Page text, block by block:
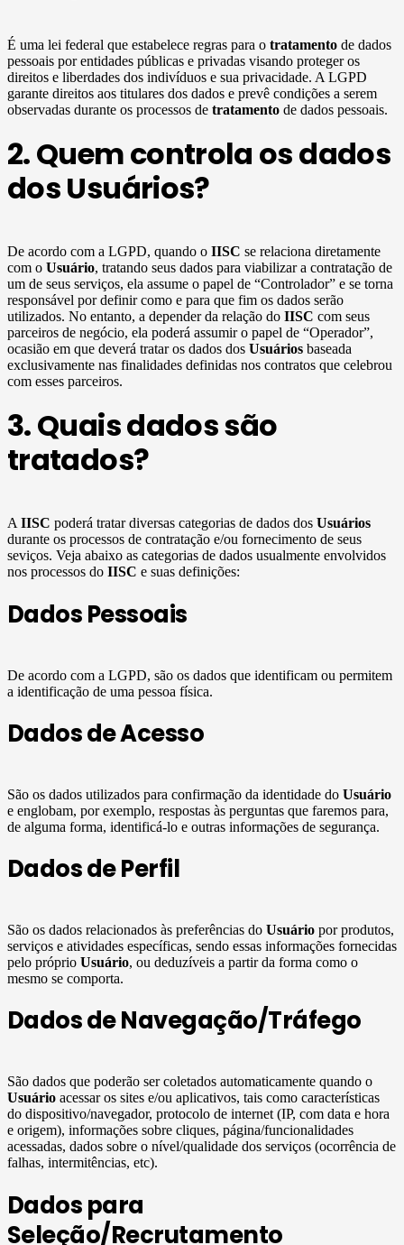
É uma lei federal que estabelece regras para o tratamento de dados
pessoais por entidades públicas e privadas visando proteger os
direitos e liberdades dos indivíduos e sua privacidade. A LGPD
garante direitos aos titulares dos dados e prevê condições a serem
observadas durante os processos de tratamento de dados pessoais.
2. Quem controla os dados
dos Usuários?
De acordo com a LGPD, quando o IISC se relaciona diretamente
com o Usuário, tratando seus dados para viabilizar a contratação de
um de seus serviços, ela assume o papel de “Controlador” e se torna
responsável por definir como e para que fim os dados serão
utilizados. No entanto, a depender da relação do IISC com seus
parceiros de negócio, ela poderá assumir o papel de “Operador”,
ocasião em que deverá tratar os dados dos Usuários baseada
exclusivamente nas finalidades definidas nos contratos que celebrou
com esses parceiros.
3. Quais dados são
tratados?
A IISC poderá tratar diversas categorias de dados dos Usuários
durante os processos de contratação e/ou fornecimento de seus
seviços. Veja abaixo as categorias de dados usualmente envolvidos
nos processos do IISC e suas definições:
Dados Pessoais
De acordo com a LGPD, são os dados que identificam ou permitem
a identificação de uma pessoa física.
Dados de Acesso
São os dados utilizados para confirmação da identidade do Usuário
e englobam, por exemplo, respostas às perguntas que faremos para,
de alguma forma, identificá-lo e outras informações de segurança.
Dados de Perfil
São os dados relacionados às preferências do Usuário por produtos,
serviços e atividades específicas, sendo essas informações fornecidas
pelo próprio Usuário, ou deduzíveis a partir da forma como o
mesmo se comporta.
Dados de Navegação/Tráfego
São dados que poderão ser coletados automaticamente quando o
Usuário acessar os sites e/ou aplicativos, tais como características
do dispositivo/navegador, protocolo de internet (IP, com data e hora
e origem), informações sobre cliques, página/funcionalidades
acessadas, dados sobre o nível/qualidade dos serviços (ocorrência de
falhas, intermitências, etc).
Dados para
Seleção/Recrutamento